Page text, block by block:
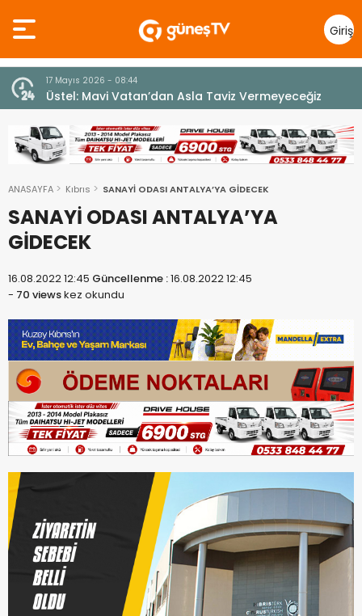
Giriş
Yap
7 Ağustos 2026 - 12:36
ÜSTEL: “ERENKÖY RUHU SONSUZA DEK YAŞAYACAK”
ANASAYFA Kıbrıs SANAYİ ODASI ANTALYA’YA GİDECEK
SANAYİ ODASI ANTALYA’YA
GİDECEK
16.08.2022 12:45 Güncellenme :16.08.2022 12:45
- 70 viewskez okundu